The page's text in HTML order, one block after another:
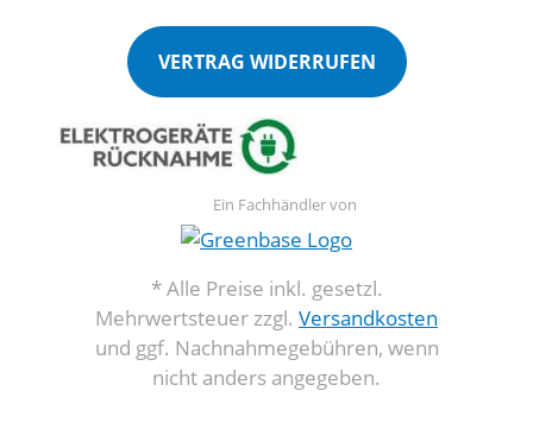
VERTRAG WIDERRUFEN
Ein Fachhändler von
* Alle Preise inkl. gesetzl.
Mehrwertsteuer zzgl. Versandkosten
und ggf. Nachnahmegebühren, wenn
nicht anders angegeben.